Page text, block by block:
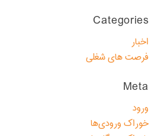
Categories
اخبار
فرصت های شغلی
Meta
ورود
خوراک ورودی‌ها